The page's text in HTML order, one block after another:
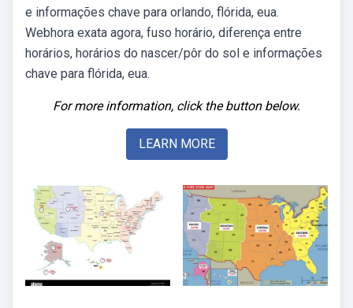
e informações chave para orlando, flórida, eua.
Webhora exata agora, fuso horário, diferença entre
horários, horários do nascer/pôr do sol e informações
chave para flórida, eua.
For more information, click the button below.
LEARN MORE